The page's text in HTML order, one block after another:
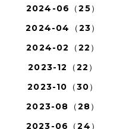
2024-06（25）
2024-04（23）
2024-02（22）
2023-12（22）
2023-10（30）
2023-08（28）
2023-06（24）